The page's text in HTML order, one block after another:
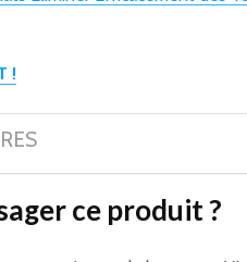
!
ce produit ?